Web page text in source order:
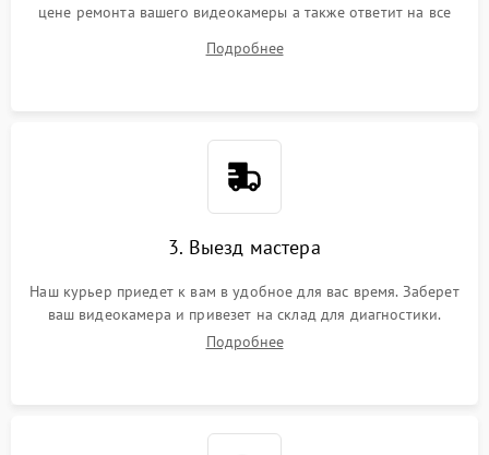
цене ремонта вашего видеокамеры а также ответит на все
Подробнее
3. Выезд мастера
Наш курьер приедет к вам в удобное для вас время. Заберет
ваш видеокамера и привезет на склад для диагностики.
Подробнее